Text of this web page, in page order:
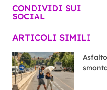
CONDIVIDI SUI
SOCIAL
ARTICOLI SIMILI